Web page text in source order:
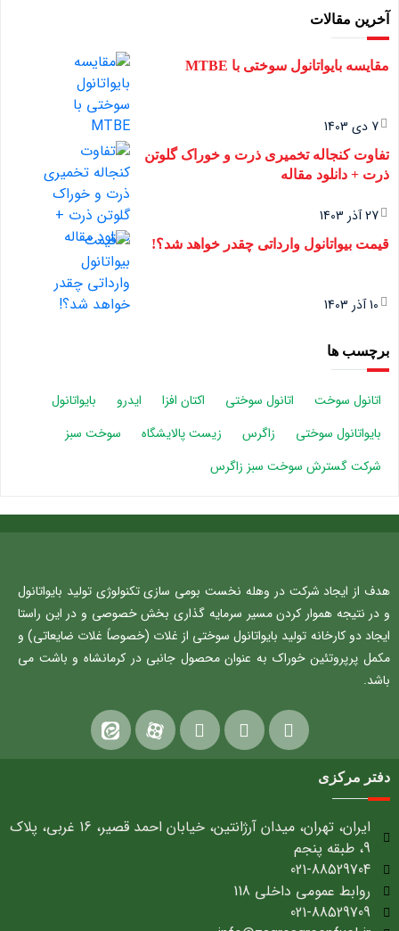
آخرین مقالات
مقایسه بایواتانول سوختی با MTBE
7 دی 1403
تفاوت کنجاله تخمیری ذرت و خوراک گلوتن
ذرت + دانلود مقاله
27 آذر 1403
قیمت بیواتانول وارداتی چقدر خواهد شد؟!
10 آذر 1403
برچسب ها
اتانول سوخت اتانول سوختی اکتان افزا ایدرو
بایواتانول
بایواتانول سوختی
زاگرس زیست پالایشگاه
سوخت سبز
شرکت گسترش سوخت سبز زاگرس
هدف از ایجاد شرکت در وهله نخست بومی سازی تکنولوژی تولید بایواتانول
و در نتیجه هموار کردن مسیر سرمایه گذاری بخش خصوصی و در این راستا
ایجاد دو کارخانه تولید بایواتانول سوختی از غلات (خصوصاً غلات ضایعاتی) و
مکمل پرپروتئین خوراک به عنوان محصول جانبی در کرمانشاه و باشت می
باشد.
دفتر مرکزی
ایران، تهران، میدان آرژانتین، خیابان احمد قصیر، 16 غربی، پلاک
9، طبقه پنجم
021-88529704
روابط عمومی داخلی 118
021-88529709